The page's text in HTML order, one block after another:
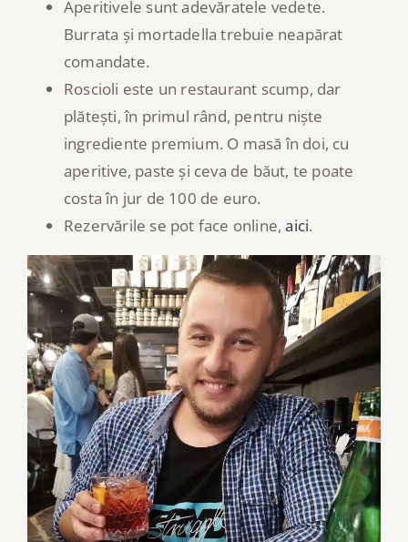
Aperitivele sunt adevăratele vedete.
Burrata și mortadella trebuie neapărat
comandate.
Roscioli este un restaurant scump, dar
plătești, în primul rând, pentru niște
ingrediente premium. O masă în doi, cu
aperitive, paste și ceva de băut, te poate
costa în jur de 100 de euro.
Rezervările se pot face online,aici.